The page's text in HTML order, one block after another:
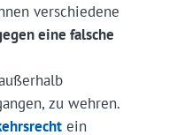
verschiedene
eine falsche
zu wehren.
ein